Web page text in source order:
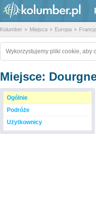
Kolumber Miejsca Europa
Wykorzystujemy pliki cookie, aby
Miejsce:
Ogólnie
Podróże
Użytkownicy